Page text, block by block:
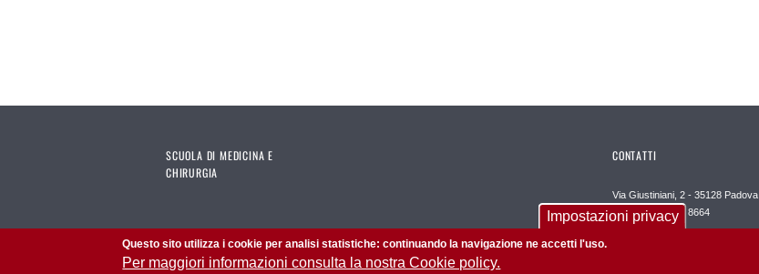
SCUOLA DI MEDICINA E
CHIRURGIA
CONTATTI
Via Giustiniani, 2 - 35128 Padova
Tel. +39 049 821 8664
Impostazioni privacy
Questo sito utilizza i cookie per analisi statistiche: continuando la navigazione ne accetti l'uso.
Per maggiori informazioni consulta la nostra Cookie policy.